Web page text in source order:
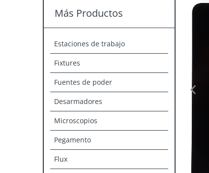
Más Productos
Estaciones de trabajo
Fixtures
Fuentes de poder
Desarmadores
Microscopios
Pegamento
Flux